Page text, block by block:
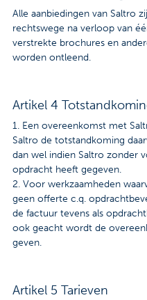
Alle aanbiedingen van Saltro
rechtswege na verloop van
verstrekte brochures en
worden ontleend.
Artikel 4
1. Een overeenkomst met
Saltro de totstandkoming
dan wel indien Saltro zonder
opdracht heeft gegeven.
2. Voor werkzaamheden
geen offerte c.q.
de factuur tevens als
ook geacht wordt de
geven.
Artikel 5 Tarieven